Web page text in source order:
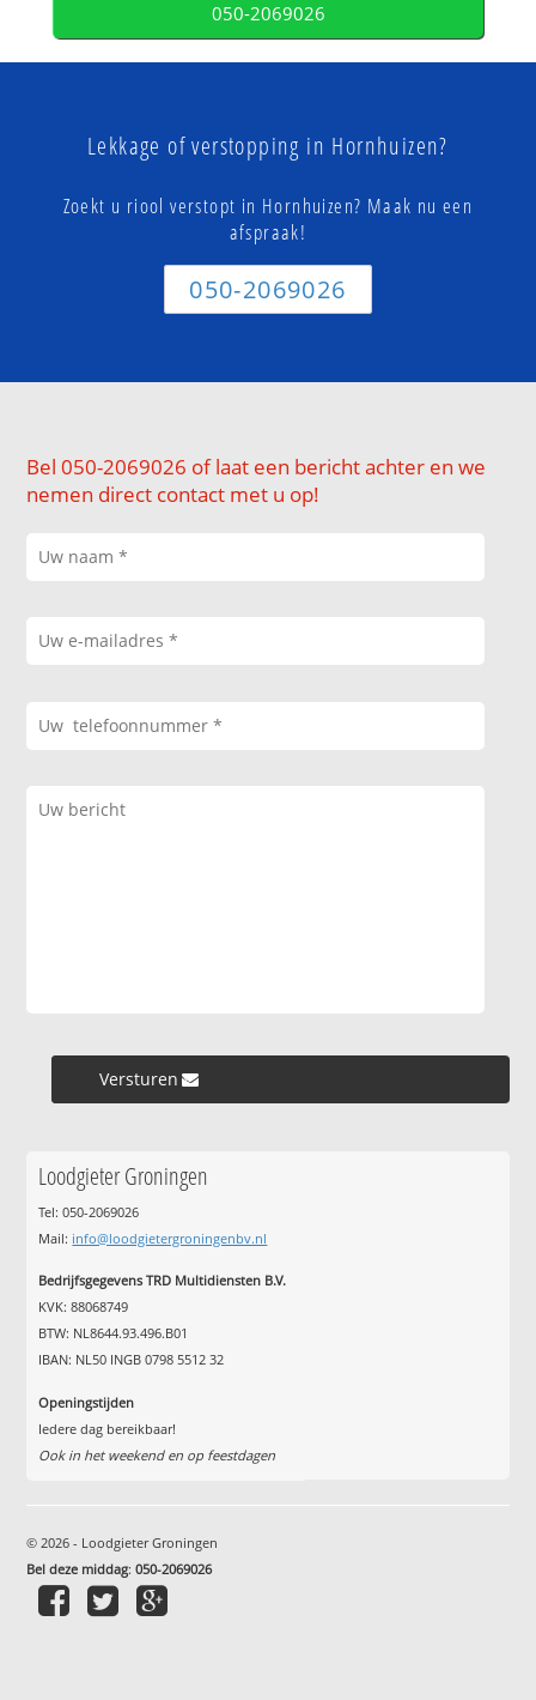
050-2069026
Lekkage of verstopping in Hornhuizen?
Zoekt u riool verstopt in Hornhuizen? Maak nu een
afspraak!
050-2069026
Bel 050-2069026 of laat een bericht achter en we
nemen direct contact met u op!
Versturen »
Loodgieter Groningen
Tel: 050-2069026
Mail: info@loodgietergroningenbv.nl
Bedrijfsgegevens TRD Multidiensten B.V.
KVK: 88068749
BTW: NL8644.93.496.B01
IBAN: NL50 INGB 0798 5512 32
Openingstijden
Iedere dag bereikbaar!
Ook in het weekend en op feestdagen
© 2026 - Loodgieter Groningen
Bel deze middag:050-2069026